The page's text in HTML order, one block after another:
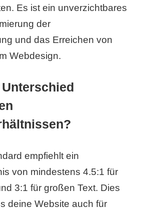
Es ist ein unverzichtbares
der
und das Erreichen von
Webdesign.
empfiehlt ein
von mindestens 4.5:1 für
3:1 für großen Text. Dies
deine Website auch für